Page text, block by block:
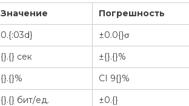
Значение Погрешность
0.{:03d} ±0.0{}σ
{}.{} сек ±{}.{}%
{}.{}% CI 9{}%
{}.{} бит/ед. ±0.{}